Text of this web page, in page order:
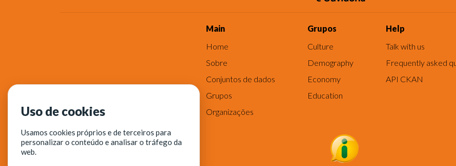
Main
Home
Sobre
Conjuntos de dados
Grupos
Organizações
Grupos
Culture
Demography
Economy
Education
Help
Talk with us
Frequently asked
API CKAN
Uso de cookies
Usamos cookies próprios e de terceiros para
personalizar o conteúdo e analisar o tráfego da
web.